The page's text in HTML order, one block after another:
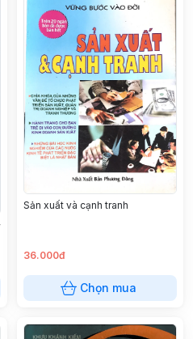
Sản xuất và cạnh tranh
36.000đ
Chọn mua